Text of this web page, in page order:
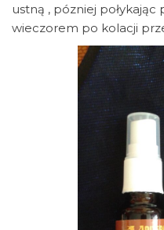
ustną , pózniej
wieczorem po kolacji